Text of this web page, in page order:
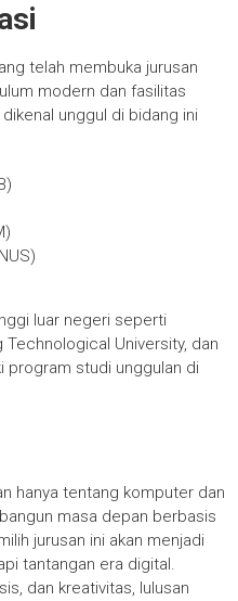
telah membuka jurusan
modern dan fasilitas
unggul di bidang ini
luar negeri seperti
University, dan
program studi unggulan di
hanya tentang komputer dan
masa depan berbasis
jurusan ini akan menjadi
tantangan era digital.
dan kreativitas, lulusan